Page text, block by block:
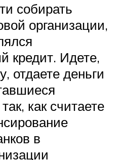
собирать
организации,
кредит. Идете,
отдаете деньги
как считаете
в